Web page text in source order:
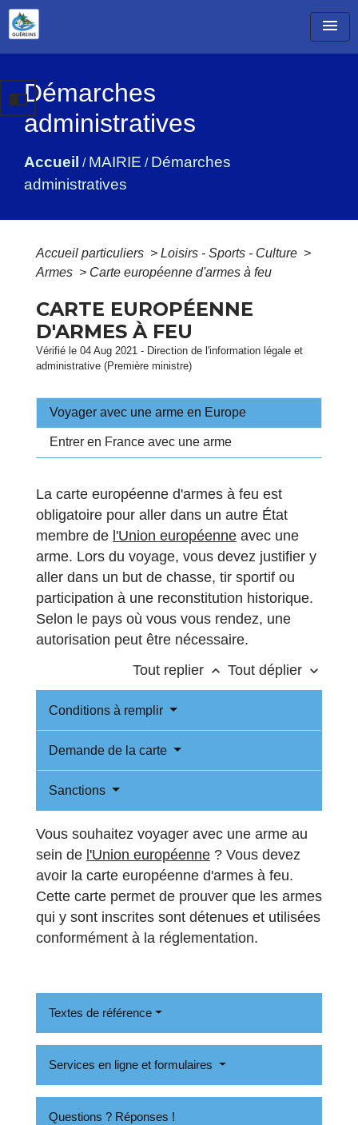
menu
Démarches
administratives
Accueil / MAIRIE / Démarches
administratives
import_contacts
Accueil particuliers > Loisirs - Sports - Culture >
Armes > Carte européenne d'armes à feu
CARTE EUROPÉENNE
D'ARMES À FEU
Vérifié le 04 Aug 2021 - Direction de l'information légale et
administrative (Première ministre)
Voyager avec une arme en Europe
Entrer en France avec une arme
La carte européenne d'armes à feu est
obligatoire pour aller dans un autre État
membre de l'Union européenne avec une
arme. Lors du voyage, vous devez justifier y
aller dans un but de chasse, tir sportif ou
participation à une reconstitution historique.
Selon le pays où vous vous rendez, une
autorisation peut être nécessaire.
Tout replier keyboard_arrow_up Tout déplier keyboard_arrow_down
Conditions à remplir
Demande de la carte
Sanctions
Vous souhaitez voyager avec une arme au
sein de l'Union européenne ? Vous devez
avoir la carte européenne d'armes à feu.
Cette carte permet de prouver que les armes
qui y sont inscrites sont détenues et utilisées
conformément à la réglementation.
Textes de référence
Services en ligne et formulaires
Questions ? Réponses !